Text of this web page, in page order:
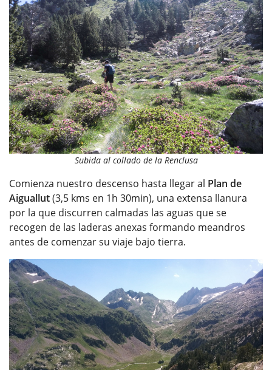
Subida al collado de la Renclusa
Comienza nuestro descenso hasta llegar al Plan de
Aiguallut(3,5 kms en 1h 30min), una extensa llanura
por la que discurren calmadas las aguas que se
recogen de las laderas anexas formando meandros
antes de comenzar su viaje bajo tierra.